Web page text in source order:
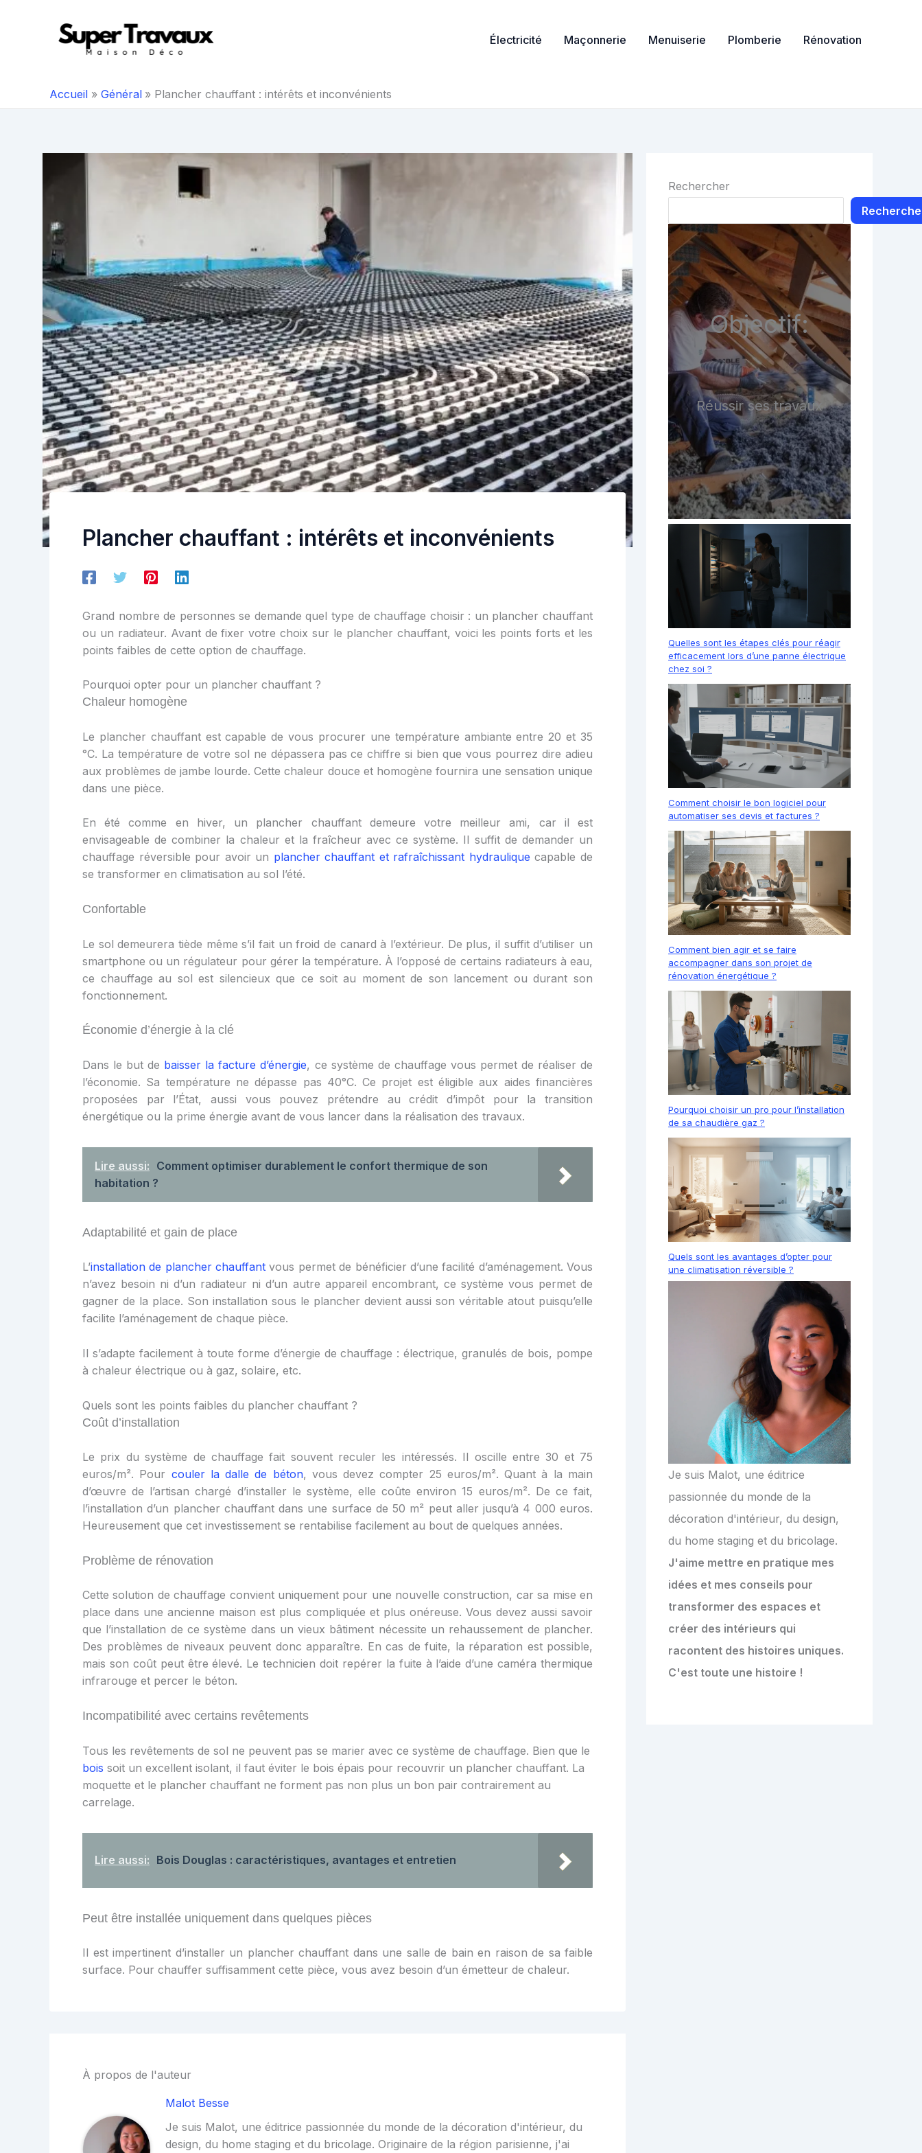
Électricité Maçonnerie Menuiserie Plomberie Rénovation
Accueil Général Plancher chauffant : intérêts et inconvénients
Plancher chauffant : intérêts et inconvénients
Grand nombre de personnes se demande quel type de chauffage choisir : un plancher chauffant
ou un radiateur. Avant de fixer votre choix sur le plancher chauffant, voici les points forts et les
points faibles de cette option de chauffage.
Pourquoi opter pour un plancher chauffant ?
Chaleur homogène
Le plancher chauffant est capable de vous procurer une température ambiante entre 20 et 35
°C. La température de votre sol ne dépassera pas ce chiffre si bien que vous pourrez dire adieu
aux problèmes de jambe lourde. Cette chaleur douce et homogène fournira une sensation unique
dans une pièce.
En été comme en hiver, un plancher chauffant demeure votre meilleur ami, car il est
envisageable de combiner la chaleur et la fraîcheur avec ce système. Il suffit de demander un
chauffage réversible pour avoir un plancher chauffant et rafraîchissant hydraulique capable de
se transformer en climatisation au sol l’été.
Confortable
Le sol demeurera tiède même s’il fait un froid de canard à l’extérieur. De plus, il suffit d’utiliser un
smartphone ou un régulateur pour gérer la température. À l’opposé de certains radiateurs à eau,
ce chauffage au sol est silencieux que ce soit au moment de son lancement ou durant son
fonctionnement.
Économie d’énergie à la clé
Dans le but de baisser la facture d’énergie, ce système de chauffage vous permet de réaliser de
l’économie. Sa température ne dépasse pas 40°C. Ce projet est éligible aux aides financières
proposées par l’État, aussi vous pouvez prétendre au crédit d’impôt pour la transition
énergétique ou la prime énergie avant de vous lancer dans la réalisation des travaux.
Lire aussi: Comment optimiser durablement le confort thermique de son
habitation ?
Adaptabilité et gain de place
L’installation de plancher chauffant vous permet de bénéficier d’une facilité d’aménagement. Vous
n’avez besoin ni d’un radiateur ni d’un autre appareil encombrant, ce système vous permet de
gagner de la place. Son installation sous le plancher devient aussi son véritable atout puisqu’elle
facilite l’aménagement de chaque pièce.
Il s’adapte facilement à toute forme d’énergie de chauffage : électrique, granulés de bois, pompe
à chaleur électrique ou à gaz, solaire, etc.
Quels sont les points faibles du plancher chauffant ?
Coût d’installation
Le prix du système de chauffage fait souvent reculer les intéressés. Il oscille entre 30 et 75
euros/m². Pour couler la dalle de béton, vous devez compter 25 euros/m². Quant à la main
d’œuvre de l’artisan chargé d’installer le système, elle coûte environ 15 euros/m². De ce fait,
l’installation d’un plancher chauffant dans une surface de 50 m² peut aller jusqu’à 4 000 euros.
Heureusement que cet investissement se rentabilise facilement au bout de quelques années.
Problème de rénovation
Cette solution de chauffage convient uniquement pour une nouvelle construction, car sa mise en
place dans une ancienne maison est plus compliquée et plus onéreuse. Vous devez aussi savoir
que l’installation de ce système dans un vieux bâtiment nécessite un rehaussement de plancher.
Des problèmes de niveaux peuvent donc apparaître. En cas de fuite, la réparation est possible,
mais son coût peut être élevé. Le technicien doit repérer la fuite à l’aide d’une caméra thermique
infrarouge et percer le béton.
Incompatibilité avec certains revêtements
Tous les revêtements de sol ne peuvent pas se marier avec ce système de chauffage. Bien que le
bois soit un excellent isolant, il faut éviter le bois épais pour recouvrir un plancher chauffant. La
moquette et le plancher chauffant ne forment pas non plus un bon pair contrairement au
carrelage.
Lire aussi: Bois Douglas : caractéristiques, avantages et entretien
Peut être installée uniquement dans quelques pièces
Il est impertinent d’installer un plancher chauffant dans une salle de bain en raison de sa faible
surface. Pour chauffer suffisamment cette pièce, vous avez besoin d’un émetteur de chaleur.
À propos de l'auteur
Malot Besse
Je suis Malot, une éditrice passionnée du monde de la décoration d'intérieur, du
design, du home staging et du bricolage. Originaire de la région parisienne, j'ai
Rechercher
Objectif:
Réussir ses travaux
Quelles sont les étapes clés pour réagir
efficacement lors d’une panne électrique
chez soi ?
Comment choisir le bon logiciel pour
automatiser ses devis et factures ?
Comment bien agir et se faire
accompagner dans son projet de
rénovation énergétique ?
Pourquoi choisir un pro pour l’installation
de sa chaudière gaz ?
Quels sont les avantages d’opter pour
une climatisation réversible ?
Je suis Malot, une éditrice
passionnée du monde de la
décoration d'intérieur, du design,
du home staging et du bricolage.
J'aime mettre en pratique mes
idées et mes conseils pour
transformer des espaces et
créer des intérieurs qui
racontent des histoires uniques.
C'est toute une histoire !